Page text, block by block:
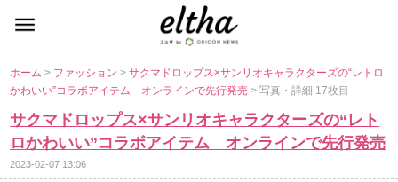
ホーム> ファッション>サクマドロップス×サンリオキャラクターズの“レトロ
かわいい”コラボアイテム オンラインで先行発売> 写真・詳細 17枚目
サクマドロップス×サンリオキャラクターズの“レト
ロかわいい”コラボアイテム オンラインで先行発売
2023-02-07 13:06